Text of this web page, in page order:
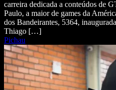
carreira dedicada a conteúdos de
Paulo, a maior de games da
dos Bandeirantes, 5364,
Thiago […]
Pichau